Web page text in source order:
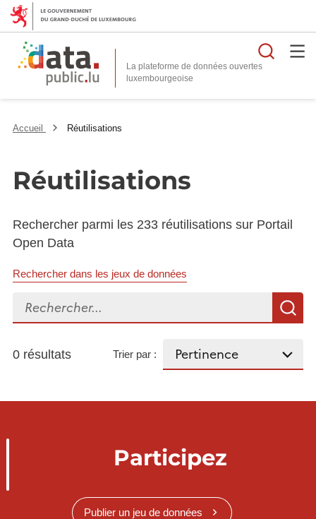
La plateforme de données ouvertes
Accueil Réutilisations
Réutilisations
Rechercher parmi les 233 réutilisations sur Portail
Open Data
Rechercher dans les jeux de données
Rechercher...
0 résultats Trier par :
Participez
Publier un jeu de données